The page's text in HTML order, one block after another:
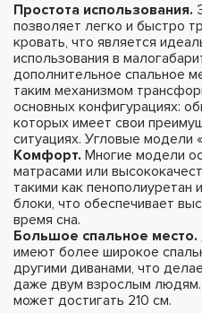
Простота использования.
позволяет легко и быстро
кровать, что является
использования в
дополнительное спальное
таким механизмом
основных конфигурациях:
которых имеет свои
ситуациях. Угловые модели
Комфорт. Многие модели
матрасами или
такими как
блоки, что обеспечивает
время сна.
Большое спальное место.
имеют более широкое
другими диванами, что
даже двум взрослым
может достигать 210 см.